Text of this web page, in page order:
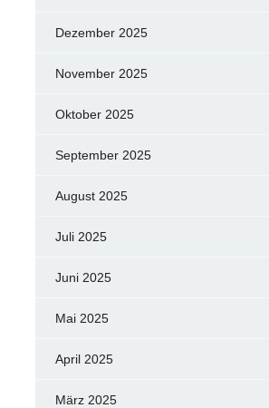
Dezember 2025
November 2025
Oktober 2025
September 2025
August 2025
Juli 2025
Juni 2025
Mai 2025
April 2025
März 2025